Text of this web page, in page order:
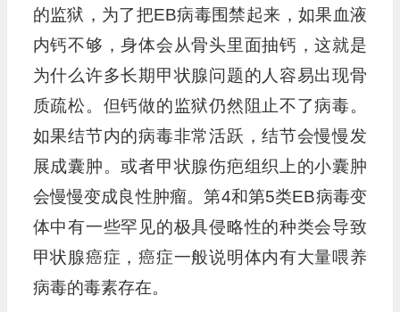
的监狱，为了把EB病毒围禁起来，如果血液
内钙不够，身体会从骨头里面抽钙，这就是
为什么许多长期甲状腺问题的人容易出现骨
质疏松。但钙做的监狱仍然阻止不了病毒。
如果结节内的病毒非常活跃，结节会慢慢发
展成囊肿。或者甲状腺伤疤组织上的小囊肿
会慢慢变成良性肿瘤。第4和第5类EB病毒变
体中有一些罕见的极具侵略性的种类会导致
甲状腺癌症，癌症一般说明体内有大量喂养
病毒的毒素存在。